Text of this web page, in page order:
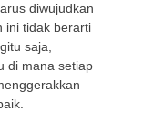
diwujudkan
ini tidak berarti
saja,
di mana setiap